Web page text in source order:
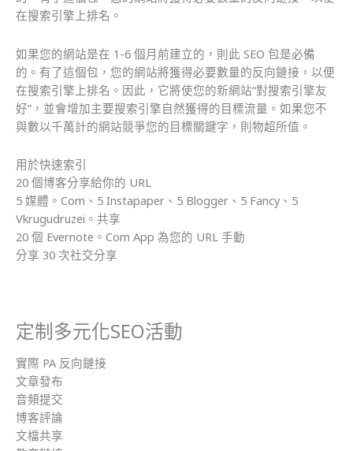
在搜索引擎上排名。
如果您的網站是在 1-6 個月前建立的，則此 SEO 包是必備
的。有了這個包，您的網站將獲得必要數量的反向鏈接，以便
在搜索引擎上排名。因此，它將使您的新網站“對搜索引擎友
好”，並會增加主要搜索引擎自然獲得的目標流量。如果您不
與數以千萬計的網站競爭您的目標關鍵字，則物超所值。
用於快速索引
20 個博客分享給你的 URL
5 媒體。Com、5 Instapaper、5 Blogger、5 Fancy、5
Vkrugudruzei。共享
20 個 Evernote。Com App 為您的 URL 手動
分享 30 次社交分享
定制多元化SEO活動
實際 PA 反向鏈接
文章發布
音頻提交
博客評論
文檔共享